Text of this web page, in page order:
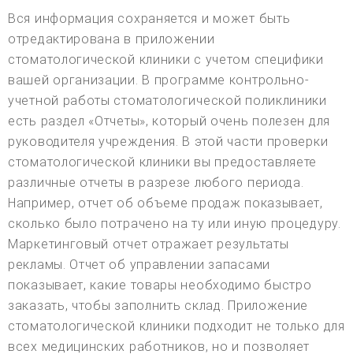
Вся информация сохраняется и может быть
отредактирована в приложении
стоматологической клиники с учетом специфики
вашей организации. В программе контрольно-
учетной работы стоматологической поликлиники
есть раздел «Отчеты», который очень полезен для
руководителя учреждения. В этой части проверки
стоматологической клиники вы предоставляете
различные отчеты в разрезе любого периода.
Например, отчет об объеме продаж показывает,
сколько было потрачено на ту или иную процедуру.
Маркетинговый отчет отражает результаты
рекламы. Отчет об управлении запасами
показывает, какие товары необходимо быстро
заказать, чтобы заполнить склад. Приложение
стоматологической клиники подходит не только для
всех медицинских работников, но и позволяет